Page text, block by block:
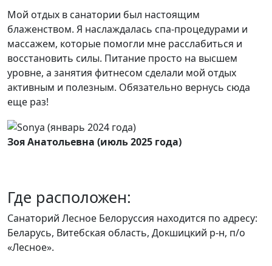
Мой отдых в санатории был настоящим
блаженством. Я наслаждалась спа-процедурами и
массажем, которые помогли мне расслабиться и
восстановить силы. Питание просто на высшем
уровне, а занятия фитнесом сделали мой отдых
активным и полезным. Обязательно вернусь сюда
еще раз!
Зоя Анатольевна (июль 2025 года)
Где расположен:
Санаторий Лесное Белоруссия находится по адресу:
Беларусь, Витебская область, Докшицкий р-н, п/о
«Лесное».